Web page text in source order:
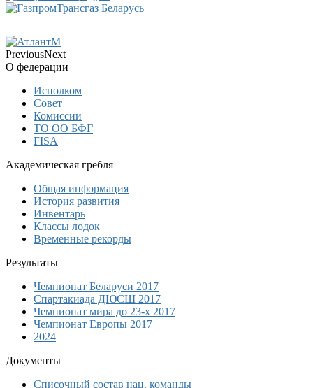
PreviousNext
О федерации
Исполком
Совет
Комиссии
ТО ОО БФГ
FISA
Академическая гребля
Общая информация
История развития
Инвентарь
Классы лодок
Временные рекорды
Результаты
Чемпионат Беларуси 2017
Спартакиада ДЮСШ 2017
Чемпионат мира до 23-х 2017
Чемпионат Европы 2017
2024
Документы
Списочный состав нац. команды